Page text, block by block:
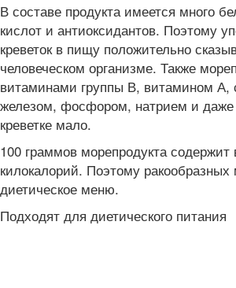
В составе продукта имеется много
кислот и антиоксидантов. Поэтому
креветок в пищу положительно
человеческом организме. Также
витаминами группы В, витамином
железом, фосфором, натрием и
креветке мало.
100 граммов морепродукта содержит
килокалорий. Поэтому
диетическое меню.
Подходят для диетического питания